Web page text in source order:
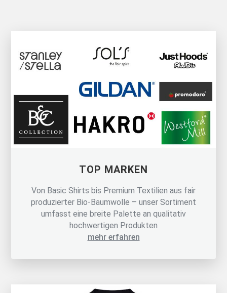
TOP MARKEN
Von Basic Shirts bis Premium Textilien aus fair
produzierter Bio-Baumwolle – unser Sortiment
umfasst eine breite Palette an qualitativ
hochwertigen Produkten
mehr erfahren